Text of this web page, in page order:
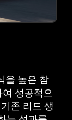
을 높은 참
성공적으
존 리드 생